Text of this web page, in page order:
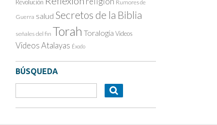
Revolución
Rumores de
Guerra salud Secretos de la Biblia
señales del fin Torah Toralogía Videos
Videos Atalayas Éxodo
BÚSQUEDA